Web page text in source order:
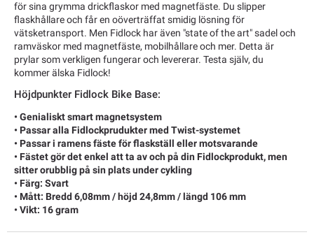
för sina grymma drickflaskor med magnetfäste. Du slipper
flaskhållare och får en oöverträffat smidig lösning för
vätsketransport. Men Fidlock har även "state of the art" sadel och
ramväskor med magnetfäste, mobilhållare och mer. Detta är
prylar som verkligen fungerar och levererar. Testa själv, du
kommer älska Fidlock!
Höjdpunkter Fidlock Bike Base:
• Genialiskt smart magnetsystem
• Passar alla Fidlockprudukter med Twist-systemet
• Passar i ramens fäste för flaskställ eller motsvarande
• Fästet gör det enkel att ta av och på din Fidlockprodukt, men
sitter orubblig på sin plats under cykling
• Färg: Svart
• Mått: Bredd 6,08mm / höjd 24,8mm / längd 106 mm
• Vikt: 16 gram